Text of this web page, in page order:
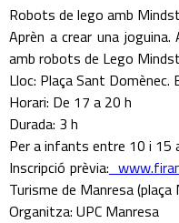
Robots de lego amb
Aprèn a crear una
amb robots de Lego
Lloc: Plaça Sant Domènec.
Horari: De 17 a 20 h
Durada: 3 h
Per a infants entre 10 i 15
Inscripció prèvia:
Turisme de Manresa (plaça
Organitza: UPC Manresa